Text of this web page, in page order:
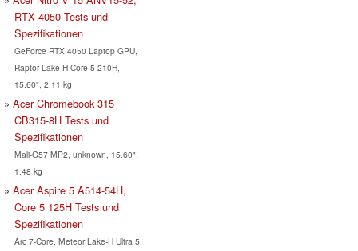
RTX 4050 Tests und
Spezifikationen
GeForce RTX 4050 Laptop GPU,
Raptor Lake-H Core 5 210H,
15.60", 2.11 kg
Acer Chromebook 315
CB315-8H Tests und
Spezifikationen
Mali-G57 MP2, unknown, 15.60",
1.48 kg
Acer Aspire 5 A514-54H,
Core 5 125H Tests und
Spezifikationen
Arc 7-Core, Meteor Lake-H Ultra 5